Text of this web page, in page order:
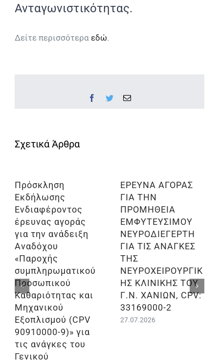
Ανταγωνιστικότητας.
Δείτε περισσότερα εδώ.
Facebook
TwitterEmail
Πρόσκληση
Εκδήλωσης
Ενδιαφέροντος
έρευνας αγοράς
για την ανάδειξη
Αναδόχου
«Παροχής
συμπληρωματικού
Προσωπικού
Καθαριότητας και
Μηχανικού
Εξοπλισμού (CPV
90910000-9)» για
τις ανάγκες του
Γενικού
ΕΡΕΥΝΑ ΑΓΟΡΑΣ
ΓΙΑ ΤΗΝ
ΠΡΟΜΗΘΕΙΑ
ΕΜΦΥΤΕΥΣΙΜΟΥ
ΝΕΥΡΟΔΙΕΓΕΡΤΗ
ΓΙΑ ΤΙΣ ΑΝΑΓΚΕΣ
ΤΗΣ
ΝΕΥΡΟΧΕΙΡΟΥΡΓΙΚ
ΗΣ ΚΛΙΝΙΚΗΣ ΤΟΥ
Γ.Ν. ΧΑΝΙΩΝ, CPV:
33169000-2
27.07.2026